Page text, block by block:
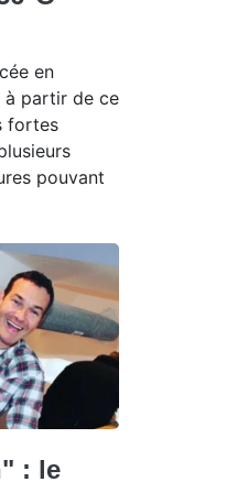
en
à partir de ce
fortes
pouvant
: le